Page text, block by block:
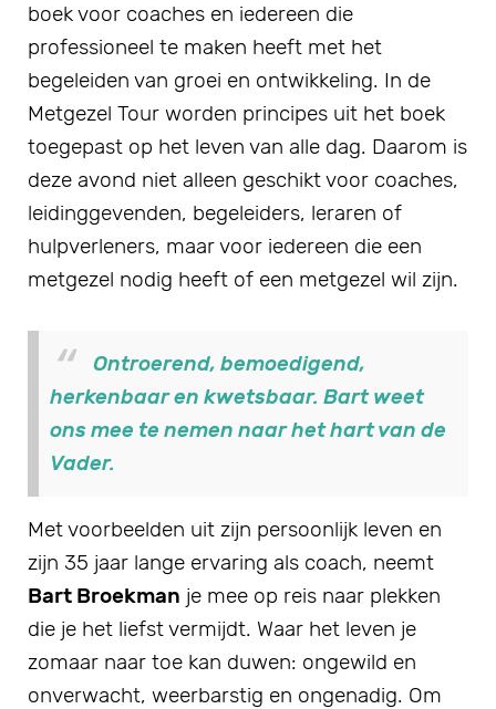
boek voor coaches en iedereen die
professioneel te maken heeft met het
begeleiden van groei en ontwikkeling. In de
Metgezel Tour worden principes uit het boek
toegepast op het leven van alle dag. Daarom is
deze avond niet alleen geschikt voor coaches,
leidinggevenden, begeleiders, leraren of
hulpverleners, maar voor iedereen die een
metgezel nodig heeft of een metgezel wil zijn.
Ontroerend, bemoedigend,
herkenbaar en kwetsbaar. Bart weet
ons mee te nemen naar het hart van de
Vader.
Met voorbeelden uit zijn persoonlijk leven en
zijn 35 jaar lange ervaring als coach, neemt
Bart Broekman je mee op reis naar plekken
die je het liefst vermijdt. Waar het leven je
zomaar naar toe kan duwen: ongewild en
onverwacht, weerbarstig en ongenadig. Om